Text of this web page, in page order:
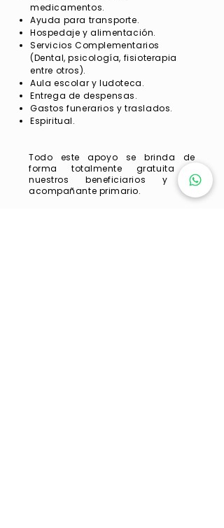
medicamentos.
Ayuda para transporte.
Hospedaje y alimentación.
Servicios Complementarios
(Dental, psicología, fisioterapia
entre otros).
Aula escolar y ludoteca.
Entrega de despensas.
Gastos funerarios y traslados.
Espiritual.
Todo este apoyo se brinda de
forma totalmente gratuita a
nuestros beneficiarios y su
acompañante primario.